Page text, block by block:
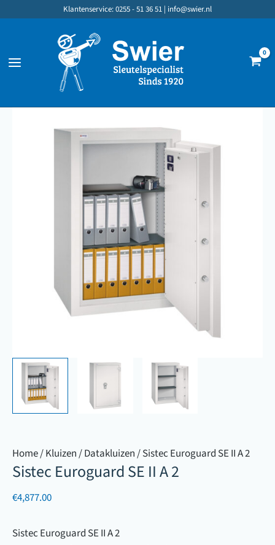
inhoud
Klantenservice: 0255 - 51 36 51 | info@swier.nl
Home/Kluizen/Datakluizen/ Sistec Euroguard SE II A 2
Sistec Euroguard SE II A 2
€4,877.00
Sistec Euroguard SE II A 2